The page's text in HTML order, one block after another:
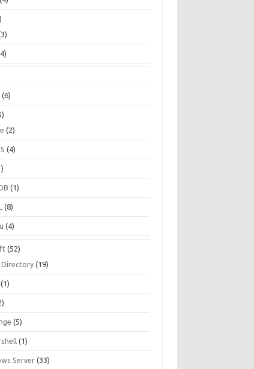
(6)
(2)
(4)
(1)
(8)
(4)
(52)
Directory (19)
(1)
(5)
(1)
Server (33)